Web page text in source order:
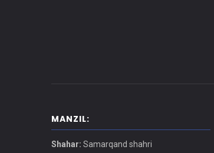
MANZIL:
Shahar: Samarqand shahri